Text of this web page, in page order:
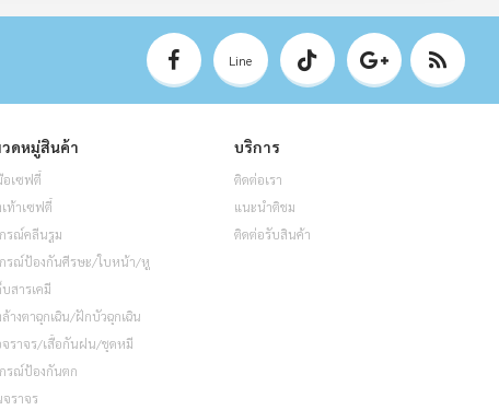
Line
ดหมู่สินค้า
อเซฟตี้
เท้าเซฟตี้
รณ์คลีนรูม
รณ์ป้องกันศีรษะ/ใบหน้า/หู
สารเคมี
ล้างตาฉุกเฉิน/ฝักบัวฉุกเฉิน
จราจร/เสื้อกันฝน/ชุดหมี
รณ์ป้องกันตก
จราจร
บริการ
ติดต่อเรา
แนะนำติชม
ติดต่อรับสินค้า